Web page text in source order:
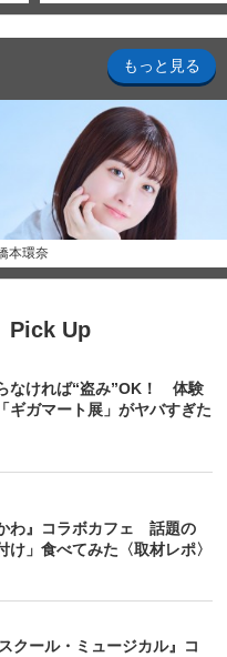
もっと見る
本環奈
Pick Up
なければ“盗み”OK！ 体験
ギガマート展」がヤバすぎた
わ』コラボカフェ 話題の
け」食べてみた〈取材レポ〉
クール・ミュージカル』コ